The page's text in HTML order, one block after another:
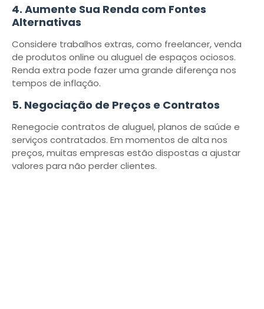
4. Aumente Sua Renda com Fontes
Alternativas
Considere trabalhos extras, como freelancer, venda
de produtos online ou aluguel de espaços ociosos.
Renda extra pode fazer uma grande diferença nos
tempos de inflação.
5. Negociação de Preços e Contratos
Renegocie contratos de aluguel, planos de saúde e
serviços contratados. Em momentos de alta nos
preços, muitas empresas estão dispostas a ajustar
valores para não perder clientes.